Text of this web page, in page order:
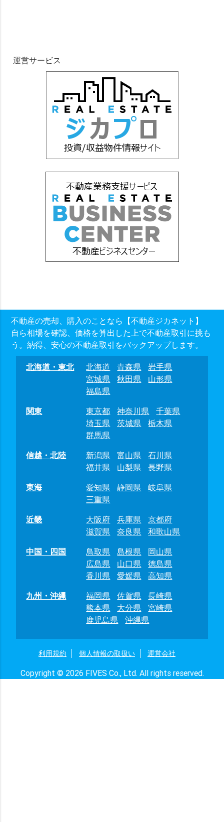
運営サービス
不動産の売却、購入のことなら【不動産ジカネット】
自ら相場を確認、価格を算出した上で不動産取引に挑も
う。納得、安心の不動産取引をバックアップします。
北海道・東北 北海道 青森県
岩手県
宮城県
秋田県
山形県
福島県
関東
東京都 神奈川県
千葉県
埼玉県
茨城県
栃木県
群馬県
信越・北陸
新潟県 富山県
石川県
福井県
山梨県
長野県
東海
愛知県 静岡県
岐阜県
三重県
近畿
大阪府 兵庫県
京都府
滋賀県
奈良県
和歌山県
中国・四国
鳥取県 島根県
岡山県
広島県
山口県
徳島県
香川県
愛媛県
高知県
九州・沖縄
福岡県 佐賀県
長崎県
熊本県
大分県
宮崎県
鹿児島県
沖縄県
利用規約 個人情報の取扱い 運営会社
Copyright © 2026 FIVES Co., Ltd. All rights reserved.